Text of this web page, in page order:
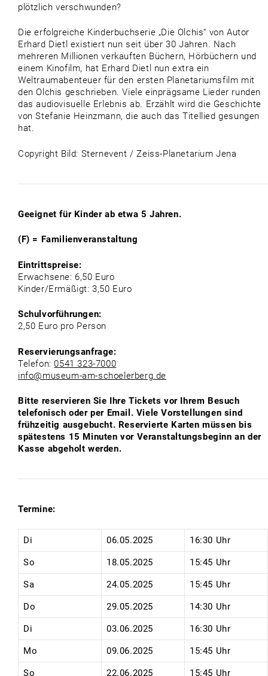
plötzlich verschwunden?
Die erfolgreiche Kinderbuchserie „Die Olchis“ von Autor
Erhard Dietl existiert nun seit über 30 Jahren. Nach
mehreren Millionen verkauften Büchern, Hörbüchern und
einem Kinofilm, hat Erhard Dietl nun extra ein
Weltraumabenteuer für den ersten Planetariumsfilm mit
den Olchis geschrieben. Viele einprägsame Lieder runden
das audiovisuelle Erlebnis ab. Erzählt wird die Geschichte
von Stefanie Heinzmann, die auch das Titellied gesungen
hat.
Copyright Bild: Sternevent / Zeiss-Planetarium Jena
Geeignet für Kinder ab etwa 5 Jahren.
(F) = Familienveranstaltung
Eintrittspreise:
Erwachsene: 6,50 Euro
Kinder/Ermäßigt: 3,50 Euro
Schulvorführungen:
2,50 Euro pro Person
Reservierungsanfrage:
Telefon:0541 323-7000
info@museum-am-schoelerberg.de
Bitte reservieren Sie Ihre Tickets vor Ihrem Besuch
telefonisch oder per Email. Viele Vorstellungen sind
frühzeitig ausgebucht. Reservierte Karten müssen bis
spätestens 15 Minuten vor Veranstaltungsbeginn an der
Kasse abgeholt werden.
Termine:
Di 06.05.2025 16:30 Uhr
So 18.05.2025 15:45 Uhr
Sa 24.05.2025 15:45 Uhr
Do 29.05.2025 14:30 Uhr
Di 03.06.2025 16:30 Uhr
Mo 09.06.2025 15:45 Uhr
So 22.06.2025 15:45 Uhr